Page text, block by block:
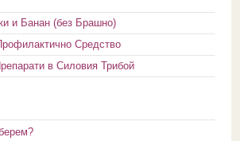
и Банан (без Брашно)
Средство
в Силовия Трибой